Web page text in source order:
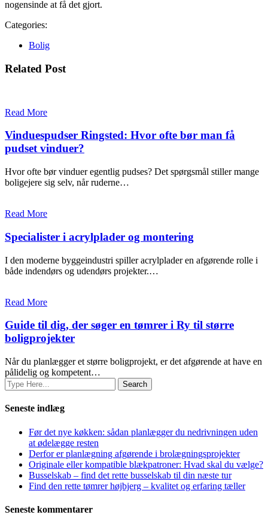
nogensinde at få det gjort.
Categories:
Bolig
Related Post
Read More
Vinduespudser Ringsted: Hvor ofte bør man få
pudset vinduer?
Hvor ofte bør vinduer egentlig pudses? Det spørgsmål stiller mange
boligejere sig selv, når ruderne…
Read More
Specialister i acrylplader og montering
I den moderne byggeindustri spiller acrylplader en afgørende rolle i
både indendørs og udendørs projekter.…
Read More
Guide til dig, der søger en tømrer i Ry til større
boligprojekter
Når du planlægger et større boligprojekt, er det afgørende at have en
pålidelig og kompetent…
Seneste indlæg
Før det nye køkken: sådan planlægger du nedrivningen uden
at ødelægge resten
Derfor er planlægning afgørende i brolægningsprojekter
Originale eller kompatible blækpatroner: Hvad skal du vælge?
Busselskab – find det rette busselskab til din næste tur
Find den rette tømrer højbjerg – kvalitet og erfaring tæller
Seneste kommentarer